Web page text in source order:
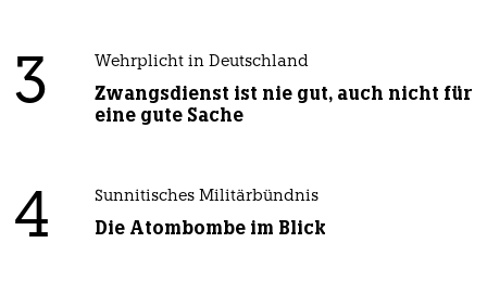
3 Wehrplicht in Deutschland
Zwangsdienst ist nie gut, auch nicht für
eine gute Sache
4 Sunnitisches Militärbündnis
Die Atombombe im Blick